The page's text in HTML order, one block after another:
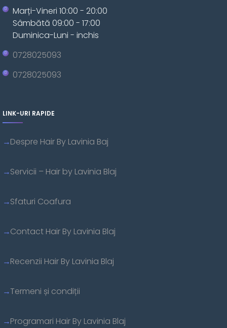
Marți-Vineri 10:00 - 20:00
Sâmbătă 09:00 - 17:00
Duminica-Luni - inchis
0728025093
0728025093
LINK-URI RAPIDE
Despre Hair By Lavinia Baj
Servicii – Hair by Lavinia Blaj
Sfaturi Coafura
Contact Hair By Lavinia Blaj
Recenzii Hair By Lavinia Blaj
Termeni și condiții
Programari Hair By Lavinia Blaj